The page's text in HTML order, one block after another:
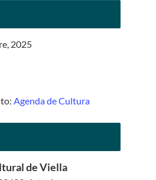
2025
Agenda de Cultura
de Viella